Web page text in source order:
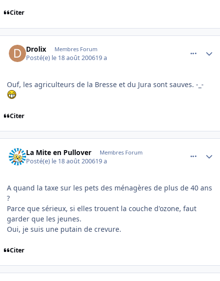
Citer
Drolix Membres Forum
Posté(e) le 18 août 200619 a
Ouf, les agriculteurs de la Bresse et du Jura sont sauves. -_-
Citer
La Mite en Pullover Membres Forum
Posté(e) le 18 août 200619 a
A quand la taxe sur les pets des ménagères de plus de 40 ans
?
Parce que sérieux, si elles trouent la couche d'ozone, faut
garder que les jeunes.
Oui, je suis une putain de crevure.
Citer